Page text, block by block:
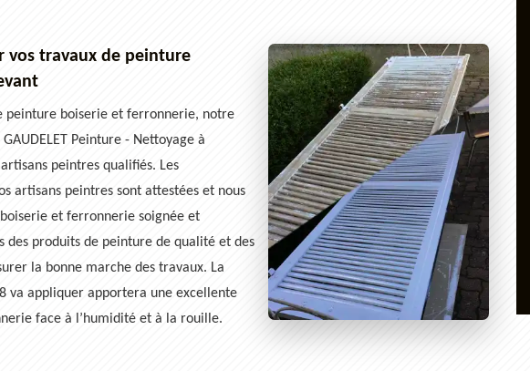
travaux de peinture
peinture boiserie et ferronnerie, notre
Peinture - Nettoyage à
peintres qualifiés. Les
artisans peintres sont attestées et nous
et ferronnerie soignée et
des produits de peinture de qualité et des
la bonne marche des travaux. La
va appliquer apportera une excellente
face à l’humidité et à la rouille.